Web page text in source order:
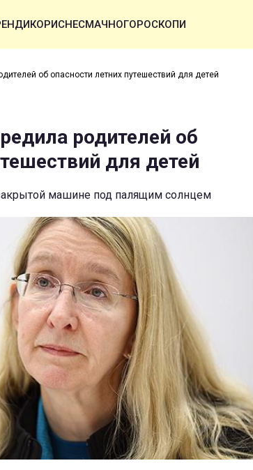
КОРИСНЕСМАЧНОГОРОСКОПИ
об опасности летних путешествий для детей
родителей об
для детей
машине под палящим солнцем